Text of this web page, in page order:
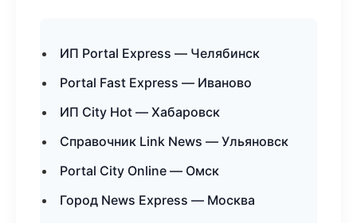
ИП Portal Express — Челябинск
Portal Fast Express — Иваново
ИП City Hot — Хабаровск
Справочник Link News — Ульяновск
Portal City Online — Омск
Город News Express — Москва